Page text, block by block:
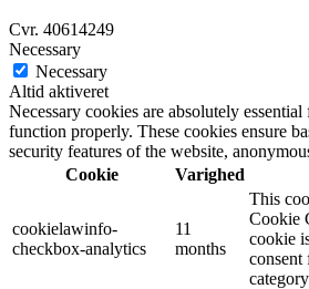
Cvr. 40614249
Necessary
Necessary
Altid aktiveret
Necessary cookies are absolutely
function properly. These cookies ensure
security features of the website,
Cookie
Varighed
cookielawinfo-
checkbox-analytics
11
months
This
Cookie
cookie
consent